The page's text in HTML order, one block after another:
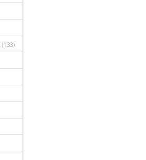
(133)